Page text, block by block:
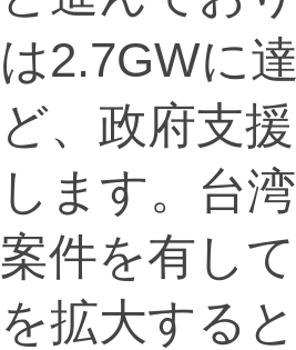
は2.7GWに
ど、政府支
します。台
案件を有し
を拡大する